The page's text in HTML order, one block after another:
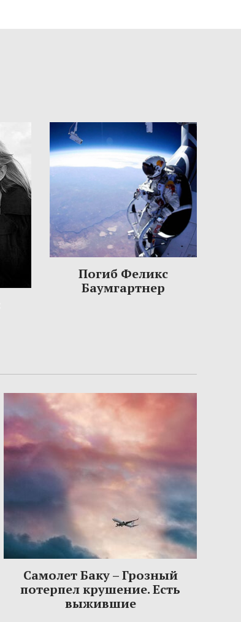
Погиб Феликс
Баумгартнер
Самолет Баку – Грозный
потерпел крушение. Есть
выжившие